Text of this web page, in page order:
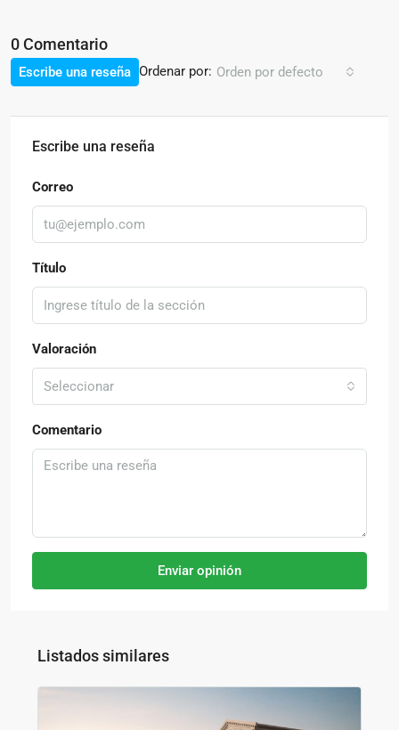
0 Comentario
Ordenar por: Orden por defecto
Escribe una reseña
Escribe una reseña
Correo
Título
Valoración
Seleccionar
Comentario
Enviar opinión
Listados similares